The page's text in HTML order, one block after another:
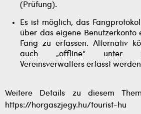
(Prüfung).
Es ist möglich, das
über das eigene Benutzerkonto
Fang zu erfassen. Alternativ
auch „offline“ unter
Vereinsverwalters erfasst
Weitere Details zu diesem
https://horgaszjegy.hu/tourist-hu